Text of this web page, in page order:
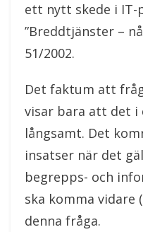
ett nytt skede i IT-
”Breddtjänster –
51/2002.
Det faktum att
visar bara att det
långsamt. Det
insatser när det
begrepps- och
ska komma vidare
denna fråga.